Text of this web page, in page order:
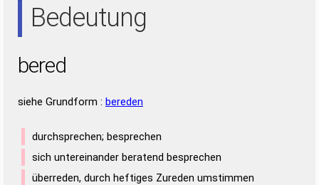
Bedeutung
bered
siehe Grundform : bereden
durchsprechen; besprechen
sich untereinander beratend besprechen
überreden, durch heftiges Zureden umstimmen